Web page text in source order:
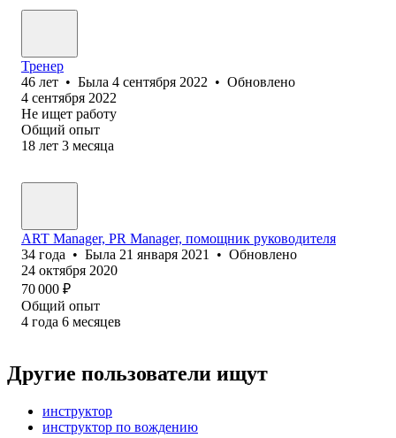
Тренер
46 лет • Была 4 сентября 2022 • Обновлено
4 сентября 2022
Не ищет работу
Общий опыт
18 лет 3 месяца
АRT Manager, PR Manager, помощник руководителя
34 года • Была 21 января 2021 • Обновлено
24 октября 2020
70 000 ₽
Общий опыт
4 года 6 месяцев
Другие пользователи ищут
инструктор
инструктор по вождению